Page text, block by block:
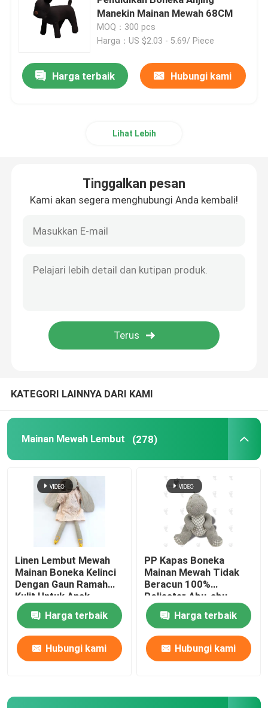
Boneka Mainan Mewah
Mainan Mewah Kartun
Mainan Penghibur Bayi
Sofa Hewan Boneka
Bantal Bantal Mewah
Mainan Mewah Natal
Mainan Anjing Kain
Mantel Bayi Baru Lahir
Manekin Mainan Mewah 68CM
MOQ：300 pcs
Harga：US $2.03 - 5.69/ Piece
Harga terbaik Hubungi kami
Lihat Lebih
Tinggalkan pesan
Kami akan segera menghubungi Anda kembali!
KATEGORI LAINNYA DARI KAMI
Mainan Mewah Lembut (278)
Linen Lembut Mewah
Mainan Boneka Kelinci
Dengan Gaun Ramah
Kulit Untuk Anak
Perempuan Hadiah
Harga terbaik
Hubungi kami
PP Kapas Boneka
Mainan Mewah Tidak
Beracun 100%
Poliester Abu-abu
Dinosaurus Mewah
28cm Harga terbaik
Hubungi kami